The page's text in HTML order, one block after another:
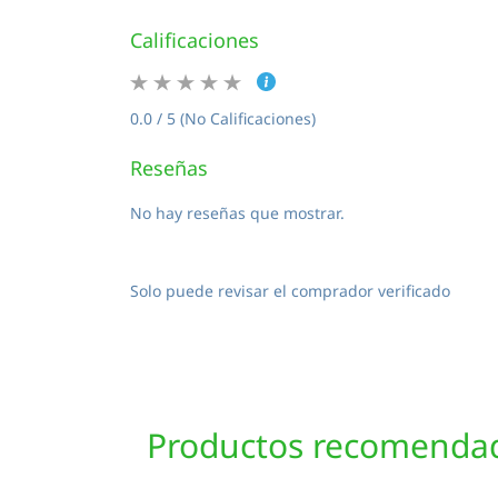
Calificaciones
0.0 / 5 (No Calificaciones)
Reseñas
No hay reseñas que mostrar.
Solo puede revisar el comprador verificado
Productos